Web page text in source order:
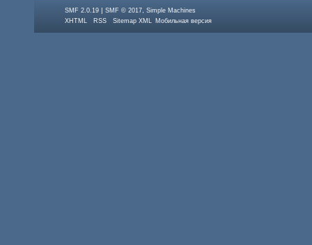
SMF 2.0.19 |SMF © 2017 ,Simple Machines
XHTML
RSS Sitemap XML Мобильная версия